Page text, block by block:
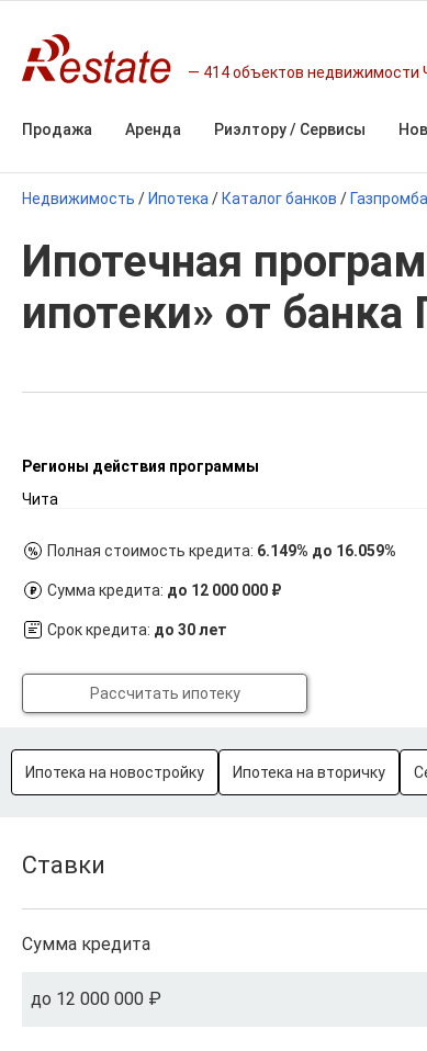
414 объектов недвижимости
Продажа Аренда Риэлтору / Сервисы
Недвижимость / Ипотека / Каталог банков /
Ипотечная
ипотеки» от
Регионы действия программы
Чита
Полная стоимость кредита: 6.149% до 16.059%
Сумма кредита: до 12 000 000 ₽
Срок кредита: до 30 лет
Рассчитать ипотеку
Ипотека на новостройку Ипотека на вторичку
Ставки
Сумма кредита
до 12 000 000 ₽